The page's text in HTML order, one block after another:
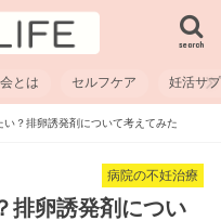
search
とは セルフケア 妊活サ
？排卵誘発剤について考えてみた
病院の不妊治療
排卵誘発剤につい